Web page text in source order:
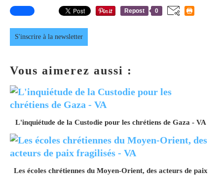
Repost 0
S'inscrire à la newsletter
Vous aimerez aussi :
L'inquiétude de la Custodie pour les chrétiens de Gaza - VA
Les écoles chrétiennes du Moyen-Orient, des acteurs de paix